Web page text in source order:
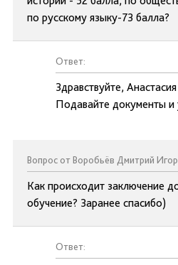
по русскому языку-73 балла?
Ответ:
Здравствуйте,
Подавайте документы и
Вопрос от Воробьёв Дмитрий
Как происходит заключение
обучение? Заранее спасибо)
Ответ: